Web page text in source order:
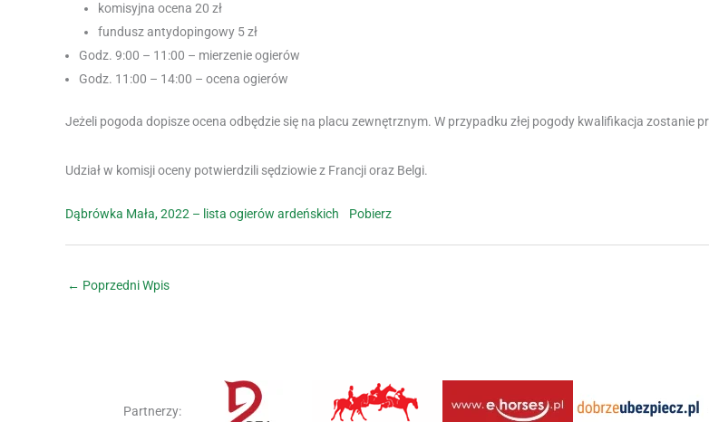
komisyjna ocena 20 zł
fundusz antydopingowy 5 zł
Godz. 9:00 – 11:00 – mierzenie ogierów
Godz. 11:00 – 14:00 – ocena ogierów
Jeżeli pogoda dopisze ocena odbędzie się na placu zewnętrznym. W przypadku złej pogody kwalifikacja zostanie
Udział w komisji oceny potwierdzili sędziowie z Francji oraz Belgi.
Dąbrówka Mała, 2022 – lista ogierów ardeńskich Pobierz
← Poprzedni Wpis
Partnerzy: